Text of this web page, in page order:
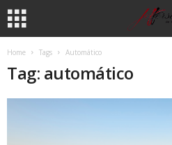
Home Tags Automático
Tag: automático